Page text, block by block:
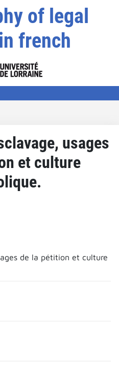
of legal
french
usages
et culture
de la pétition et culture